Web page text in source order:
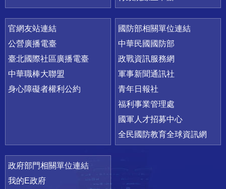
官網友站連結
公營廣播電臺
臺北國際社區廣播電臺
中華職棒大聯盟
身心障礙者權利公約
國防部相關單位連結
中華民國國防部
政戰資訊服務網
軍事新聞通訊社
青年日報社
福利事業管理處
國軍人才招募中心
全民國防教育全球資訊網
政府部門相關單位連結
我的E政府